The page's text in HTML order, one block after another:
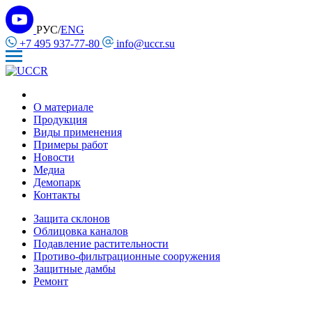
РУС/ENG
+7 495 937-77-80
info@uccr.su
О материале
Продукция
Виды применения
Примеры работ
Новости
Медиа
Демопарк
Контакты
Защита склонов
Облицовка каналов
Подавление растительности
Противо-фильтрационные сооружения
Защитные дамбы
Ремонт